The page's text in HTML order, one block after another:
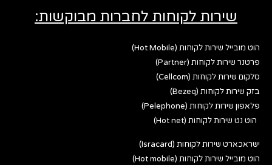
שירות לקוחות לחברות מבוקשות:
הוט מובייל שירות לקוחות (Hot Mobile)
פרטנר שירות לקוחות (Partner)
סלקום שירות לקוחות (Cellcom)
בזק שירות לקוחות (Bezeq)
פלאפון שירות לקוחות (Pelephone)
הוט נט שירות לקוחות (Hot net)
ישראכארט שירות לקוחות (Isracard)
הוט מובייל שירות לקוחות (Hot mobile)